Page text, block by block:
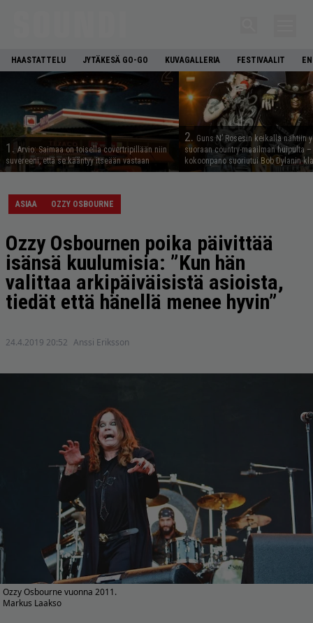
HAASTATTELU JYTÄKESÄ GO-GO KUVAGALLERIA FESTIVAALIT
1. Arvio: Saimaa on toisella covertripillään niin
suvereeni, että se kääntyy itseään vastaan
2. Guns N’ Rosesin keikalla nähtiin
suoraan country-maailman huipulta
kokoonpano suoriutui Bob Dylanin
ASIAA OZZY OSBOURNE
Ozzy Osbournen poika päivittää
isänsä kuulumisia: ”Kun hän
valittaa arkipäiväisistä asioista,
tiedät että hänellä menee hyvin”
24.4.2019 20:52 Anssi Eriksson
Ozzy Osbourne vuonna 2011.
Markus Laakso